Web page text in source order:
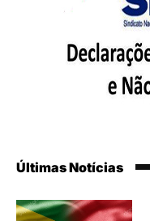
Últimas Notícias